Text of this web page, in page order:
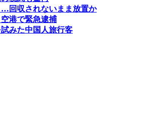
回収されないまま放置か
港で緊急逮捕
みた中国人旅行客